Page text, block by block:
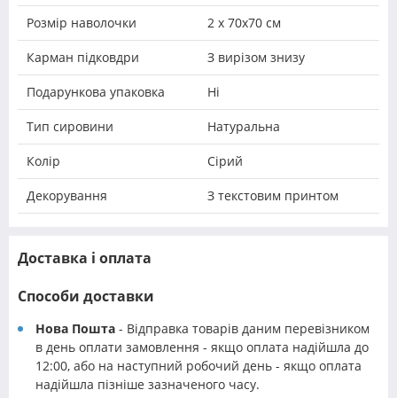
Розмір наволочки 2 х 70х70 см
Карман підковдри З вирізом знизу
Подарункова упаковка Ні
Тип сировини Натуральна
Колір Сірий
Декорування З текстовим принтом
Доставка і оплата
Способи доставки
Нова Пошта - Відправка товарів даним перевізником
в день оплати замовлення - якщо оплата надійшла до
12:00, або на наступний робочий день - якщо оплата
надійшла пізніше зазначеного часу.